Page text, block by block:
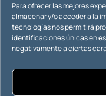
Para ofrecer las mejores
almacenar y/o acceder a la
tecnologías nos permitirá
identificaciones únicas en
negativamente a ciertas